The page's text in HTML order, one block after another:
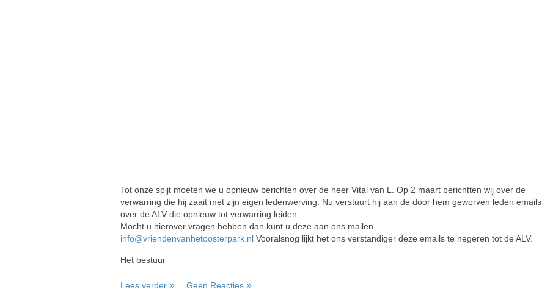
Tot onze spijt moeten we u opnieuw berichten over de heer Vital van L. Op 2 maart berichtten wij over de
verwarring die hij zaait met zijn eigen ledenwerving. Nu verstuurt hij aan de door hem geworven leden emails
over de ALV die opnieuw tot verwarring leiden.
Mocht u hierover vragen hebben dan kunt u deze aan ons mailen
info@vriendenvanhetoosterpark.nl Vooralsnog lijkt het ons verstandiger deze emails te negeren tot de ALV.
Het bestuur
Lees verder Geen Reacties